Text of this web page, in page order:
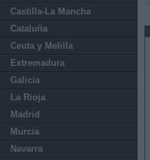
Castilla-La Mancha
Cataluña
Ceuta y Melilla
Extremadura
Galicia
La Rioja
Madrid
Murcia
Navarra